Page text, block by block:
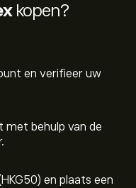
kopen?
en verifieer uw
behulp van de
en plaats een